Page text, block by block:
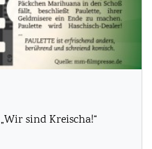
sind Kreischa!“